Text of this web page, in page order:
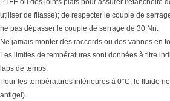
utiliser de filasse); de respecter le couple de
ne pas dépasser le couple de serrage de 30 Nn.
Ne jamais monter des raccords ou des vannes en
Les limites de températures sont données à titre
laps de temps.
Pour les températures inférieures à 0°C, le fluide
antigel).